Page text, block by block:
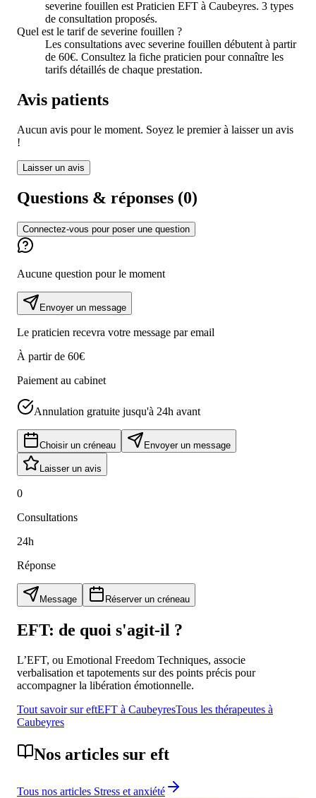
severine fouillen est Praticien EFT à Caubeyres. 3 types
de consultation proposés.
Quel est le tarif de severine fouillen ?
Les consultations avec severine fouillen débutent à partir
de 60€. Consultez la fiche praticien pour connaître les
tarifs détaillés de chaque prestation.
Avis patients
Aucun avis pour le moment. Soyez le premier à laisser un avis
!
Laisser un avis
Questions & réponses (0)
Connectez-vous pour poser une question
Aucune question pour le moment
Envoyer un message
Le praticien recevra votre message par email
À partir de 60€
Paiement au cabinet
Annulation gratuite jusqu'à 24h avant
Choisir un créneau Envoyer un message
Laisser un avis
0
Consultations
24h
Réponse
Message Réserver un créneau
EFT: de quoi s'agit-il ?
L’EFT, ou Emotional Freedom Techniques, associe
verbalisation et tapotements sur des points précis pour
accompagner la libération émotionnelle.
Tout savoir sureftEFT à CaubeyresTous les thérapeutes à
Caubeyres
Nos articles sur eft
Tous nos articles Stress et anxiété